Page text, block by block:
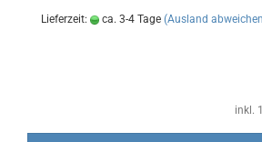
Lieferzeit: ca. 3-4 Tage (Ausland
inkl.